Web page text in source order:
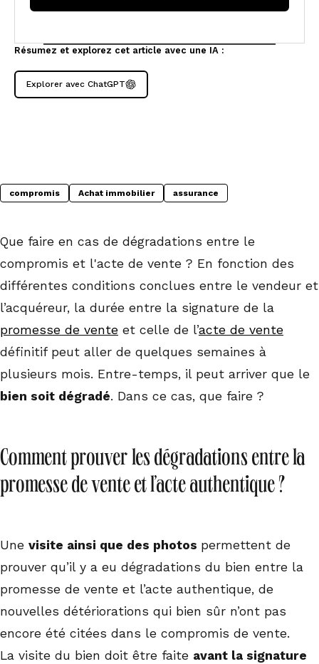
Résumez et explorez cet article avec une IA :
Explorer avec ChatGPT
compromis Achat immobilier assurance
Que faire en cas de dégradations entre le
compromis et l'acte de vente ? En fonction des
différentes conditions conclues entre le vendeur et
l’acquéreur, la durée entre la signature de la
promesse de vente et celle de l’acte de vente
définitif peut aller de quelques semaines à
plusieurs mois. Entre-temps, il peut arriver que le
bien soit dégradé. Dans ce cas, que faire ?
Comment prouver les dégradations entre la
promesse de vente et l’acte authentique ?
Une visite ainsi que des photos permettent de
prouver qu’il y a eu dégradations du bien entre la
promesse de vente et l’acte authentique, de
nouvelles détériorations qui bien sûr n’ont pas
encore été citées dans le compromis de vente.
La visite du bien doit être faite avant la signature